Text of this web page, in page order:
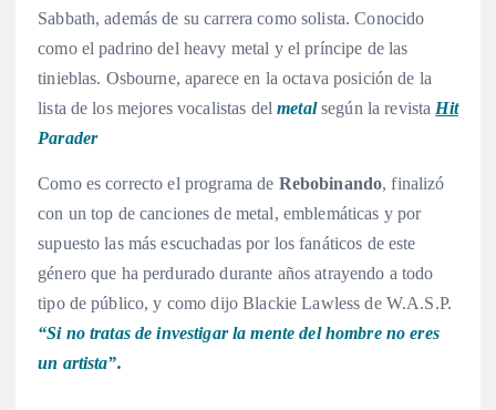
Sabbath, además de su carrera como solista. Conocido
como el padrino del heavy metal y el príncipe de las
tinieblas. Osbourne, aparece en la octava posición de la
lista de los mejores vocalistas delmetalsegún la revista Hit
Parader
Como es correcto el programa de Rebobinando, finalizó
con un top de canciones de metal, emblemáticas y por
supuesto las más escuchadas por los fanáticos de este
género que ha perdurado durante años atrayendo a todo
tipo de público, y como dijo Blackie Lawless de W.A.S.P.
“Si no tratas de investigar la mente del hombre no eres
un artista”.